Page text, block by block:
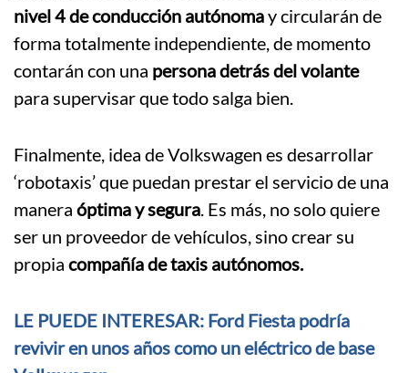
nivel 4 de conducción autónomay circularán de
forma totalmente independiente, de momento
contarán con una persona detrás del volante
para supervisar que todo salga bien.
Finalmente, idea de Volkswagen es desarrollar
‘robotaxis’ que puedan prestar el servicio de una
manera óptima y segura . Es más, no solo quiere
ser un proveedor de vehículos, sino crear su
propia compañía de taxis autónomos.
LE PUEDE INTERESAR: Ford Fiesta podría
revivir en unos años como un eléctrico de base